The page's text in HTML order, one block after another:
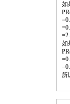
如
如
所